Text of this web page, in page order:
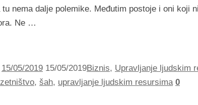
nema dalje polemike. Međutim postoje i oni koji
Ne …
15/05/2019 15/05/2019Biznis, Upravljanje ljudskim
, šah, upravljanje ljudskim resursima 0